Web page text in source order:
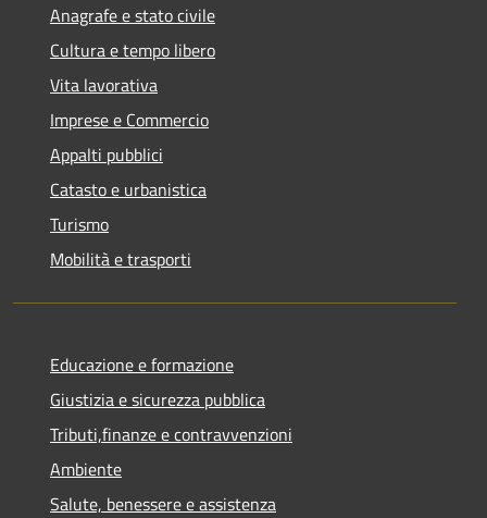
Anagrafe e stato civile
Cultura e tempo libero
Vita lavorativa
Imprese e Commercio
Appalti pubblici
Catasto e urbanistica
Turismo
Mobilità e trasporti
Educazione e formazione
Giustizia e sicurezza pubblica
Tributi,finanze e contravvenzioni
Ambiente
Salute, benessere e assistenza